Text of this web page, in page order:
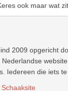
ook maar wat
2009 opgericht
Iedereen die iets